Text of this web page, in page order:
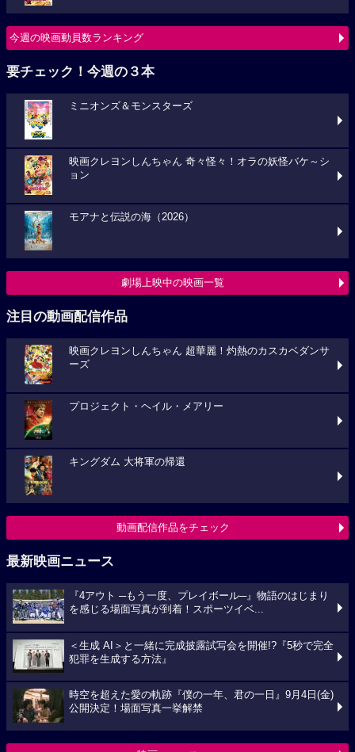
今週の映画動員数ランキング
要チェック！今週の３本
ミニオンズ＆モンスターズ
映画クレヨンしんちゃん 奇々怪々！オラの妖怪バケ～シ
ョン
モアナと伝説の海（2026）
劇場上映中の映画一覧
注目の動画配信作品
映画クレヨンしんちゃん 超華麗！灼熱のカスカベダンサ
ーズ
プロジェクト・ヘイル・メアリー
キングダム 大将軍の帰還
動画配信作品をチェック
最新映画ニュース
『4アウト ─もう一度、プレイボール─』物語のはじまり
を感じる場面写真が到着！スポーツイベ...
＜生成 AI＞と一緒に完成披露試写会を開催!?『5秒で完全
犯罪を生成する方法』
時空を超えた愛の軌跡『僕の一年、君の一日』9月4日(金)
公開決定！場面写真一挙解禁